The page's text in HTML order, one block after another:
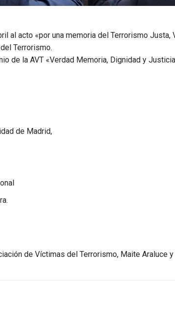
al acto «por una memoria del Terrorismo Justa,
Terrorismo.
de la AVT «Verdad Memoria, Dignidad y
de Madrid,
de Víctimas del Terrorismo, Maite Araluce